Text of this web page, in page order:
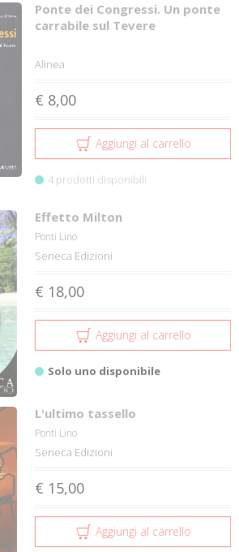
Ponte dei Congressi. Un ponte
carrabile sul Tevere
Alinea
€ 8,00
Aggiungi al carrello
4 prodotti disponibili
Effetto Milton
Ponti Lino
Seneca Edizioni
€ 18,00
Aggiungi al carrello
Solo uno disponibile
L'ultimo tassello
Ponti Lino
Seneca Edizioni
€ 15,00
Aggiungi al carrello